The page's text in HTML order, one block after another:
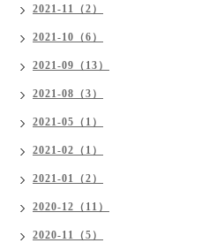
2021-11（2）
2021-10（6）
2021-09（13）
2021-08（3）
2021-05（1）
2021-02（1）
2021-01（2）
2020-12（11）
2020-11（5）